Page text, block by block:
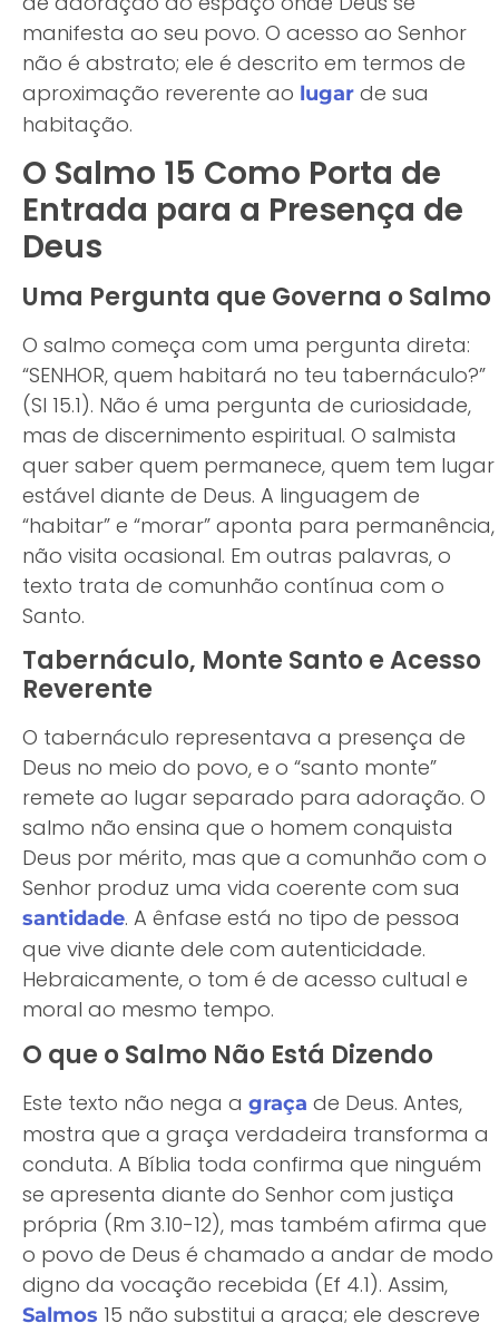
manifesta ao seu povo. O acesso ao Senhor
não é abstrato; ele é descrito em termos de
aproximação reverente ao lugar de sua
habitação.
O Salmo 15 Como Porta de
Entrada para a Presença de
Deus
Uma Pergunta que Governa o Salmo
O salmo começa com uma pergunta direta:
“SENHOR, quem habitará no teu tabernáculo?”
(Sl 15.1). Não é uma pergunta de curiosidade,
mas de discernimento espiritual. O salmista
quer saber quem permanece, quem tem lugar
estável diante de Deus. A linguagem de
“habitar” e “morar” aponta para permanência,
não visita ocasional. Em outras palavras, o
texto trata de comunhão contínua com o
Santo.
Tabernáculo, Monte Santo e Acesso
Reverente
O tabernáculo representava a presença de
Deus no meio do povo, e o “santo monte”
remete ao lugar separado para adoração. O
salmo não ensina que o homem conquista
Deus por mérito, mas que a comunhão com o
Senhor produz uma vida coerente com sua
santidade. A ênfase está no tipo de pessoa
que vive diante dele com autenticidade.
Hebraicamente, o tom é de acesso cultual e
moral ao mesmo tempo.
O que o Salmo Não Está Dizendo
Este texto não nega a graça de Deus. Antes,
mostra que a graça verdadeira transforma a
conduta. A Bíblia toda confirma que ninguém
se apresenta diante do Senhor com justiça
própria (Rm 3.10-12), mas também afirma que
o povo de Deus é chamado a andar de modo
digno da vocação recebida (Ef 4.1). Assim,
Salmos 15 não substitui a graça; ele descreve